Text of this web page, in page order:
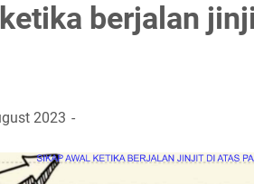
berjalan
2023